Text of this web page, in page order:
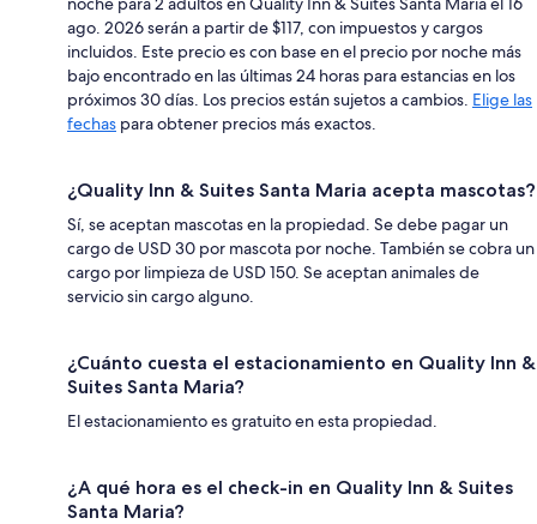
ago. 2026 serán a partir de $117, con impuestos y cargos
incluidos. Este precio es con base en el precio por noche más
bajo encontrado en las últimas 24 horas para estancias en los
próximos 30 días. Los precios están sujetos a cambios. Elige las
fechas para obtener precios más exactos.
¿Quality Inn & Suites Santa Maria acepta mascotas?
Sí, se aceptan mascotas en la propiedad. Se debe pagar un
cargo de USD 30 por mascota por noche. También se cobra un
cargo por limpieza de USD 150. Se aceptan animales de
servicio sin cargo alguno.
¿Cuánto cuesta el estacionamiento en Quality Inn &
Suites Santa Maria?
El estacionamiento es gratuito en esta propiedad.
¿A qué hora es el check-in en Quality Inn & Suites
Santa Maria?